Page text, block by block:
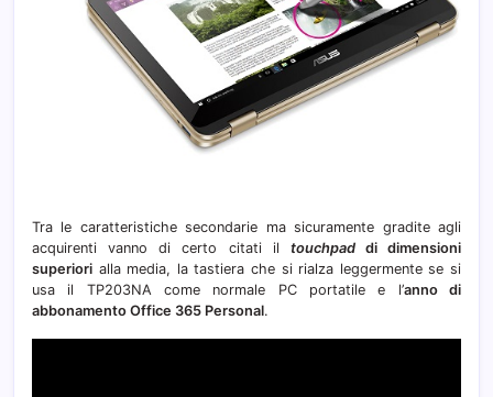
Tra le caratteristiche secondarie ma sicuramente gradite agli
acquirenti vanno di certo citati il touchpaddi dimensioni
superiori alla media, la tastiera che si rialza leggermente se si
usa il TP203NA come normale PC portatile e l’anno di
abbonamento Office 365 Personal.